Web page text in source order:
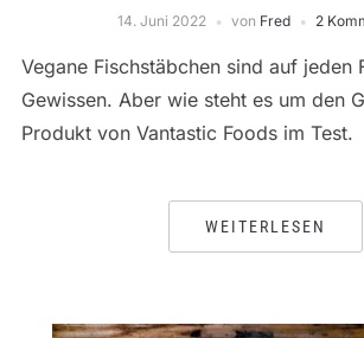
14. Juni 2022 von Fred 2
Vegane Fischstäbchen sind auf jeden
Gewissen. Aber wie steht es um den
Produkt von Vantastic Foods im Test.
WEITERLESEN